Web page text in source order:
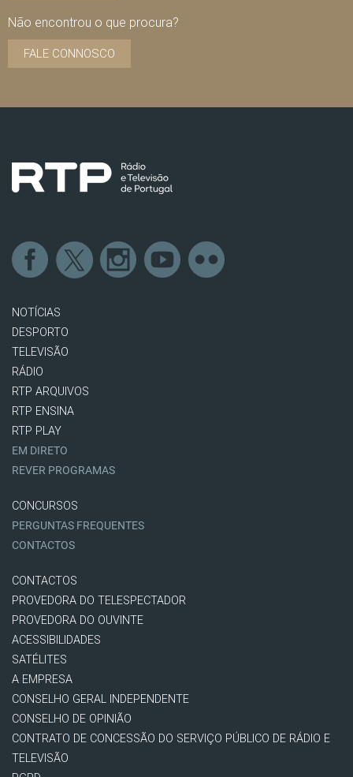
Não encontrou o que procura?
FALE CONNOSCO
NOTÍCIAS
DESPORTO
TELEVISÃO
RÁDIO
RTP ARQUIVOS
RTP ENSINA
RTP PLAY
EM DIRETO
REVER PROGRAMAS
CONCURSOS
PERGUNTAS FREQUENTES
CONTACTOS
CONTACTOS
PROVEDORA DO TELESPECTADOR
PROVEDORA DO OUVINTE
ACESSIBILIDADES
SATÉLITES
A EMPRESA
CONSELHO GERAL INDEPENDENTE
CONSELHO DE OPINIÃO
CONTRATO DE CONCESSÃO DO SERVIÇO PÚBLICO DE RÁDIO E
TELEVISÃO